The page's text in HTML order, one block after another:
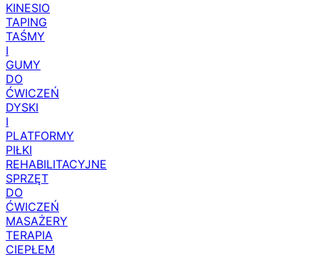
KINESIO
TAPING
TAŚMY
I
GUMY
DO
ĆWICZEŃ
DYSKI
I
PLATFORMY
PIŁKI
REHABILITACYJNE
SPRZĘT
DO
ĆWICZEŃ
MASAŻERY
TERAPIA
CIEPŁEM